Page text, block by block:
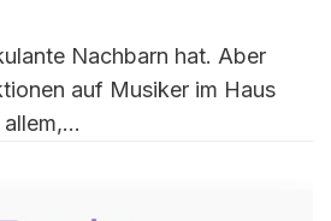
Nachbarn hat. Aber
auf Musiker im Haus
allem,…